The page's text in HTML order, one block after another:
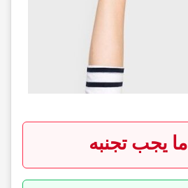
ما یجب تجنبه